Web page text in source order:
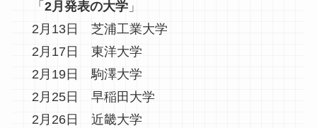
「 2月発表の大学」
2月13日 芝浦工業大学
2月17日 東洋大学
2月19日 駒澤大学
2月25日 早稲田大学
2月26日 近畿大学